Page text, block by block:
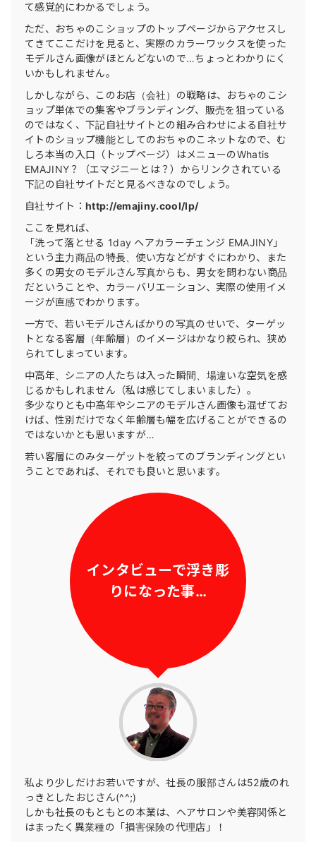
て感覚的にわかるでしょう。
ただ、おちゃのこショップのトップページからアクセスし
てきてここだけを見ると、実際のカラーワックスを使った
モデルさん画像がほとんどないので…ちょっとわかりにく
いかもしれません。
しかしながら、このお店（会社）の戦略は、おちゃのこシ
ョップ単体での集客やブランディング、販売を狙っている
のではなく、下記自社サイトとの組み合わせによる自社サ
イトのショップ機能としてのおちゃのこネットなので、む
しろ本当の入口（トップページ）はメニューのWhatis
EMAJINY？（エマジニーとは？）からリンクされている
下記の自社サイトだと見るべきなのでしょう。
自社サイト： http://emajiny.cool/lp/
ここを見れば、
「洗って落とせる 1day ヘアカラーチェンジ EMAJINY」
という主力商品の特長、使い方などがすぐにわかり、また
多くの男女のモデルさん写真からも、男女を問わない商品
だということや、カラーバリエーション、実際の使用イメ
ージが直感でわかります。
一方で、若いモデルさんばかりの写真のせいで、ターゲッ
トとなる客層（年齢層）のイメージはかなり絞られ、狭め
られてしまっています。
中高年、シニアの人たちは入った瞬間、場違いな空気を感
じるかもしれません（私は感じてしまいました）。
多少なりとも中高年やシニアのモデルさん画像も混ぜてお
けば、性別だけでなく年齢層も幅を広げることができるの
ではないかとも思いますが…
若い客層にのみターゲットを絞ってのブランディングとい
うことであれば、それでも良いと思います。
インタビューで浮き彫
りになった事…
私より少しだけお若いですが、社長の服部さんは52歳のれ
っきとしたおじさん(^^;)
しかも社長のもともとの本業は、ヘアサロンや美容関係と
はまったく異業種の「損害保険の代理店」！